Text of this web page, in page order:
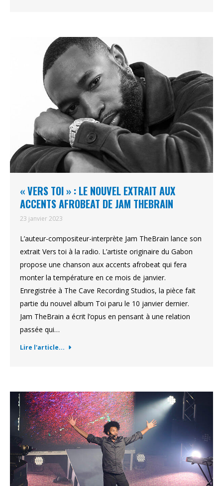
« VERS TOI » : LE NOUVEL EXTRAIT AUX
ACCENTS AFROBEAT DE JAM THEBRAIN
23 janvier 2023
L’auteur-compositeur-interprète Jam TheBrain lance son
extrait Vers toi à la radio. L’artiste originaire du Gabon
propose une chanson aux accents afrobeat qui fera
monter la température en ce mois de janvier.
Enregistrée à The Cave Recording Studios, la pièce fait
partie du nouvel album Toi paru le 10 janvier dernier.
Jam TheBrain a écrit l’opus en pensant à une relation
passée qui…
Lire l'article...